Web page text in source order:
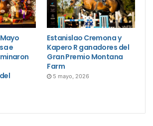
e
Estanislao Cremona y
Kapero R ganadores del
Gran Premio Montana
Farm
5 mayo, 2026